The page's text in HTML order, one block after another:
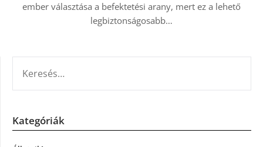
ember választása a befektetési arany, mert ez a lehető
legbiztonságosabb…
Kategóriák